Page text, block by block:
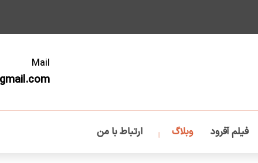
Mail
فیلم آفرود وبلاگ ارتباط با من